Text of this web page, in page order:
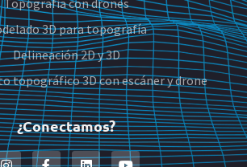
Topografía con drones
3D para topografía
Delineación 2D y 3D
topográfico 3D con escáner y drone
¿Conectamos?